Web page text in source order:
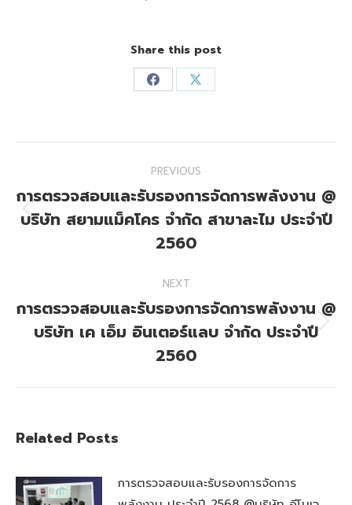
Share this post
Share
Facebook
Share
X
PREVIOUS
Previous
post:
การตรวจสอบและรับรองการจัดการพลังงาน @
บริษัท สยามแม็คโคร จำกัด สาขาละไม ประจำปี
2560
NEXT
Next
post:
การตรวจสอบและรับรองการจัดการพลังงาน @
บริษัท เค เอ็ม อินเตอร์แลบ จํากัด ประจำปี
2560
Related Posts
การตรวจสอบและรับรองการจัดการ